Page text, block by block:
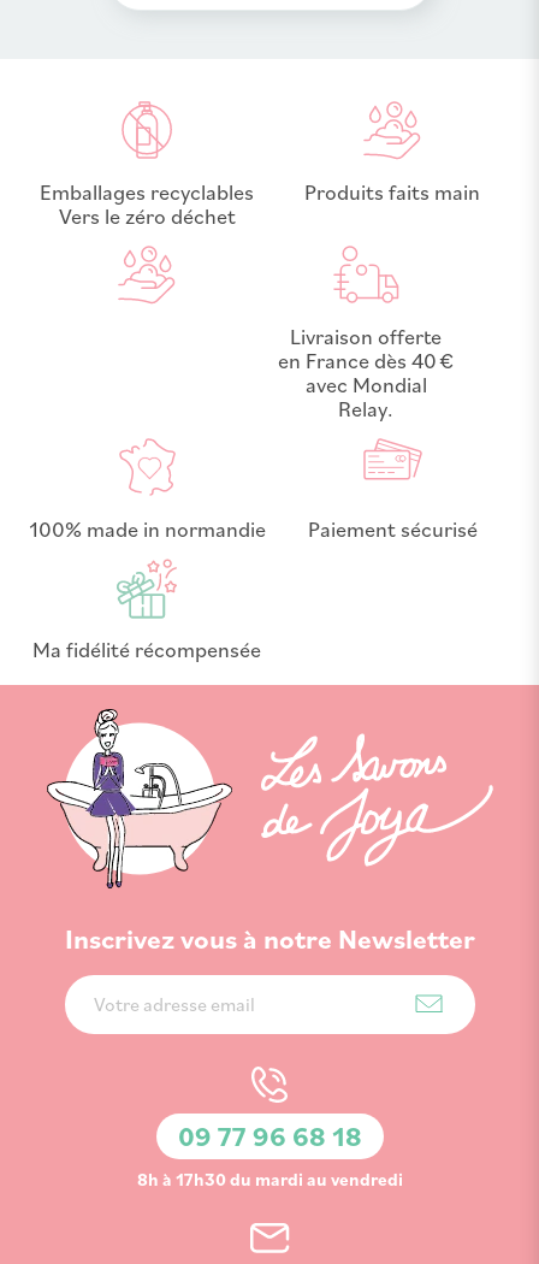
Emballages recyclables
Vers le zéro déchet
Produits faits main
Livraison offerte
en France dès 40 €
avec Mondial
Relay.
100% made in normandie Paiement sécurisé
Ma fidélité récompensée
Inscrivez vous à notre Newsletter
Inscription
à
09 77 96 68 18
8h à 17h30 du mardi au vendredi